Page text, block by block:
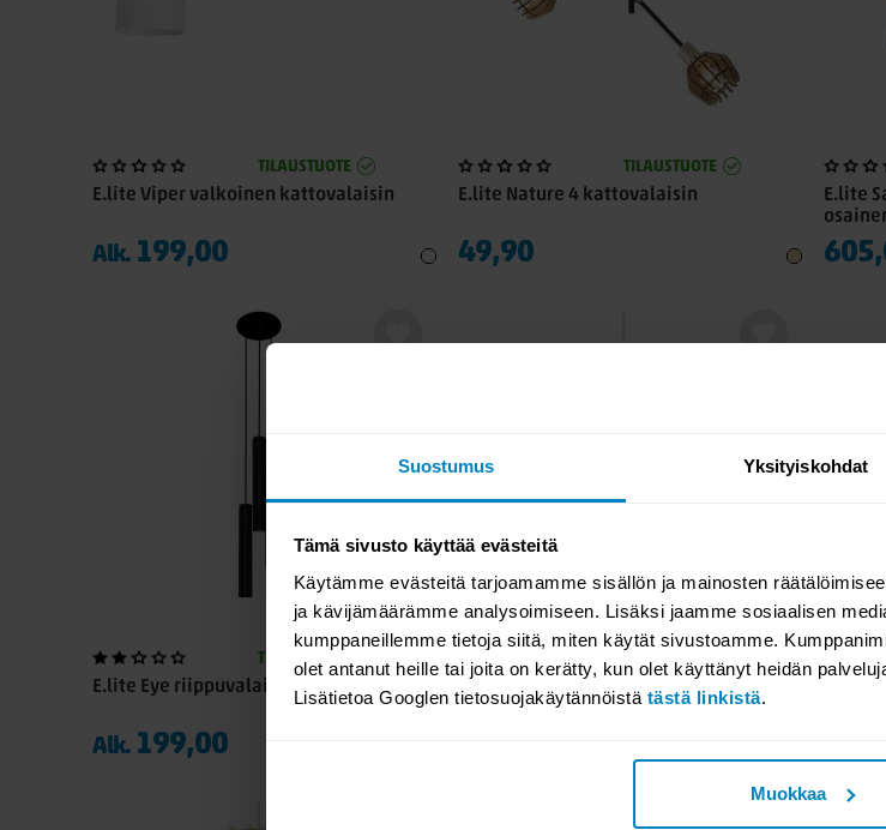
Suostumus Yksityiskohdat
Tämä sivusto käyttää evästeitä
Käytämme evästeitä tarjoamamme sisällön ja mainosten
ja kävijämäärämme analysoimiseen. Lisäksi jaamme sosiaalisen
kumppaneillemme tietoja siitä, miten käytät sivustoamme.
olet antanut heille tai joita on kerätty, kun olet käyttänyt heidän
Lisätietoa Googlen tietosuojakäytännöistä tästä linkistä.
Muokkaa
TILAUSTUOTE
E.lite Viper valkoinen kattovalaisin
Alk. 199,00
TILAUSTUOTE
E.lite Nature 4 kattovalaisin
49,90
E.lite
TILAUSTUOTE
E.lite Eye riippuvalaisin
Alk. 199,00
TILAUSTUOTE
E.lite Boho riippuvalaisin